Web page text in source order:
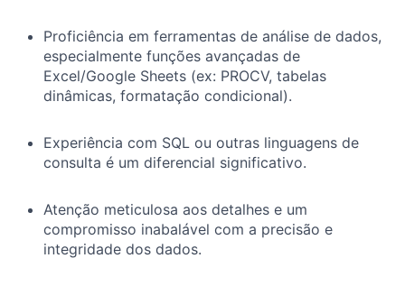
Proficiência em ferramentas de análise de dados,
especialmente funções avançadas de
Excel/Google Sheets (ex: PROCV, tabelas
dinâmicas, formatação condicional).
Experiência com SQL ou outras linguagens de
consulta é um diferencial significativo.
Atenção meticulosa aos detalhes e um
compromisso inabalável com a precisão e
integridade dos dados.